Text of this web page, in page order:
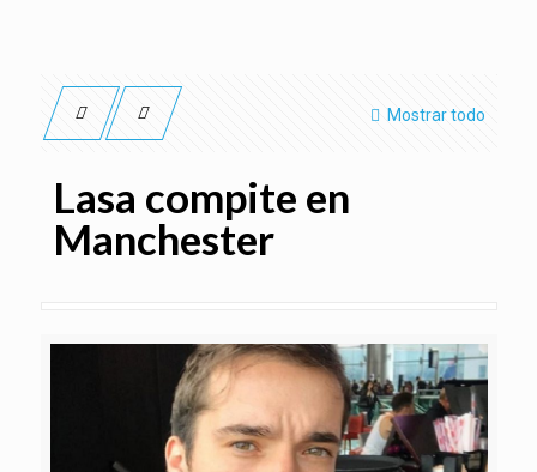
Mostrar todo
Lasa compite en
Manchester